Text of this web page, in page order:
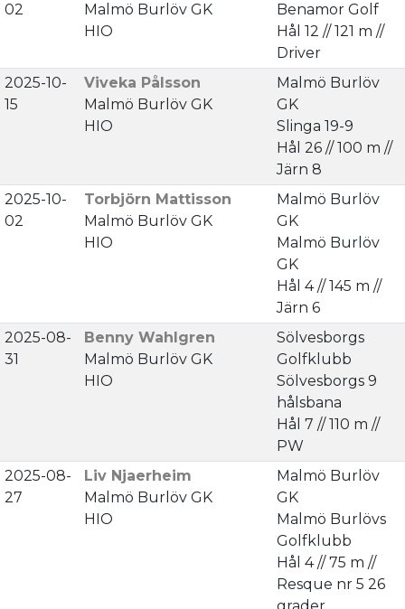
02
Malmö Burlöv GK
HIO
Benamor Golf
Hål 12 // 121 m //
Driver
2025-10-
15
Viveka Pålsson
Malmö Burlöv GK
HIO
Malmö Burlöv
GK
Slinga 19-9
Hål 26 // 100 m //
Järn 8
2025-10-
02
Torbjörn Mattisson
Malmö Burlöv GK
HIO
Malmö Burlöv
GK
Malmö Burlöv
GK
Hål 4 // 145 m //
Järn 6
2025-08-
31
Benny Wahlgren
Malmö Burlöv GK
HIO
Sölvesborgs
Golfklubb
Sölvesborgs 9
hålsbana
Hål 7 // 110 m //
PW
2025-08-
27
Liv Njaerheim
Malmö Burlöv GK
HIO
Malmö Burlöv
GK
Malmö Burlövs
Golfklubb
Hål 4 // 75 m //
Resque nr 5 26